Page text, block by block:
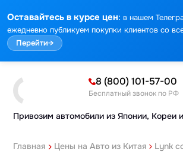
Оставайтесь в курсе цен: в нашем
ежедневно публикуем покупки клиентов со
Перейти→
Привозим автомобили из Японии, Кореи
8 (800) 101-57-00
Бесплатный звонок по РФ
Главная Цены на Авто из Китая Lynk